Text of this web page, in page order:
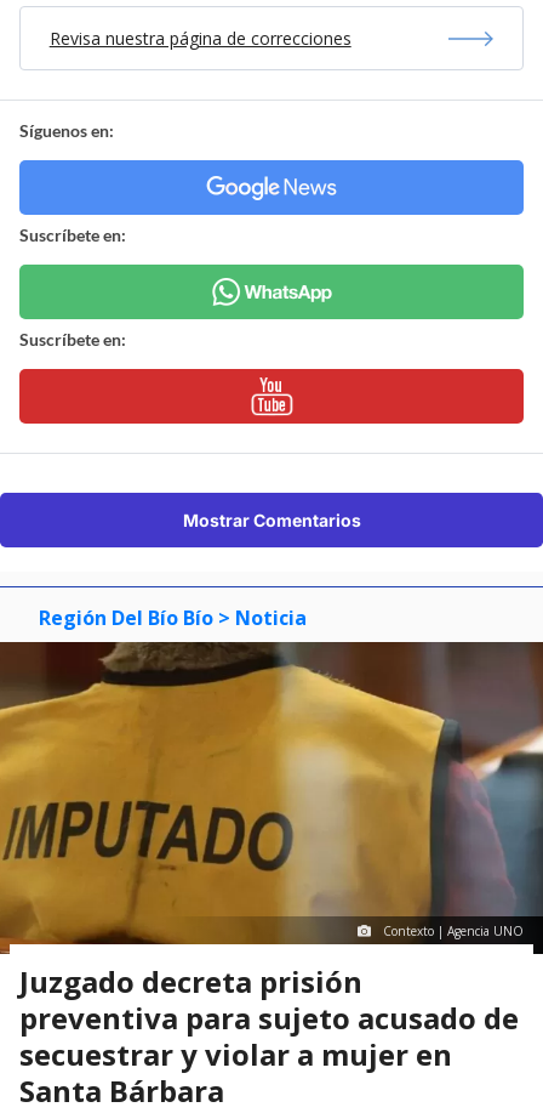
Revisa nuestra página de correcciones
Síguenos en:
Suscríbete en:
Suscríbete en:
Mostrar Comentarios
Región Del Bío Bío > Noticia
Contexto | Agencia UNO
Juzgado decreta prisión
preventiva para sujeto acusado de
secuestrar y violar a mujer en
Santa Bárbara